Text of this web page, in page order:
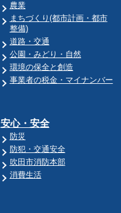
農業
まちづくり(都市計画・都市
整備)
道路・交通
公園・みどり・自然
環境の保全と創造
事業者の税金・マイナンバー
安心・安全
防災
防犯・交通安全
吹田市消防本部
消費生活